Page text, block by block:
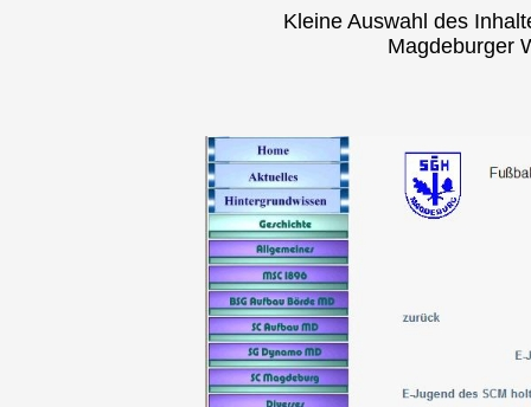
Kleine Auswahl des
Magdeburger